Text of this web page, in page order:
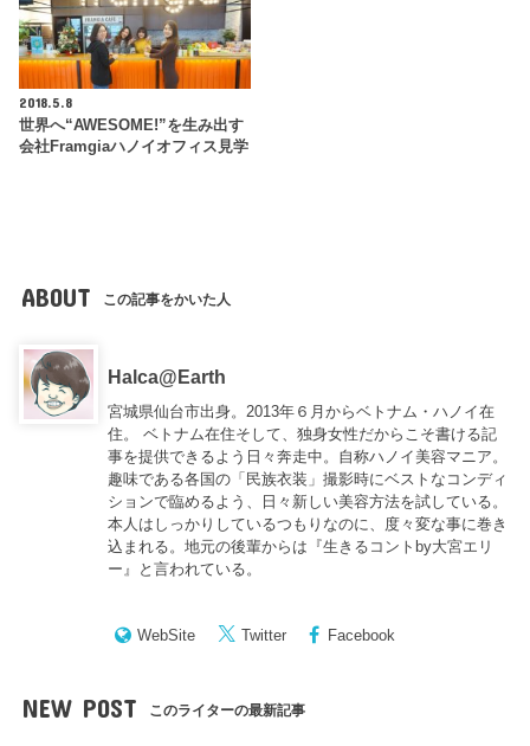
2018.5.8
世界へ“AWESOME!”を生み出す
会社Framgiaハノイオフィス見学
ABOUT この記事をかいた人
Halca@Earth
宮城県仙台市出身。2013年６月からベトナム・ハノイ在
住。 ベトナム在住そして、独身女性だからこそ書ける記
事を提供できるよう日々奔走中。自称ハノイ美容マニア。
趣味である各国の「民族衣装」撮影時にベストなコンディ
ションで臨めるよう、日々新しい美容方法を試している。
本人はしっかりしているつもりなのに、度々変な事に巻き
込まれる。地元の後輩からは『生きるコントby大宮エリ
ー』と言われている。
WebSite Twitter Facebook
NEW POST このライターの最新記事